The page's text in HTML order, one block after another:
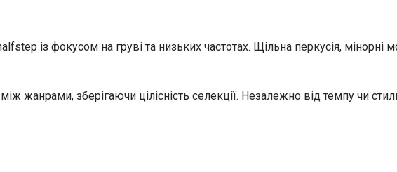
із фокусом на груві та низьких частотах. Щільна перкусія, мінорні
жанрами, зберігаючи цілісність селекції. Незалежно від темпу чи